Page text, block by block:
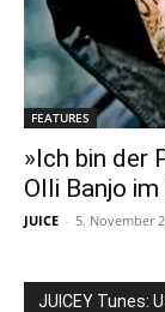
FEATURES
»Ich bin der
Olli Banjo
JUICE - 5. November
JUICEY Tunes: